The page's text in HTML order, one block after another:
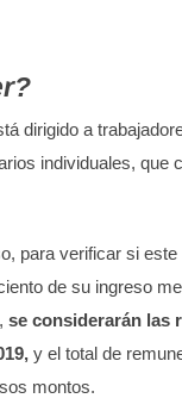
dirigido a
individuales, que
para verificar si
de su ingreso
se considerarán las
y el total de
montos.